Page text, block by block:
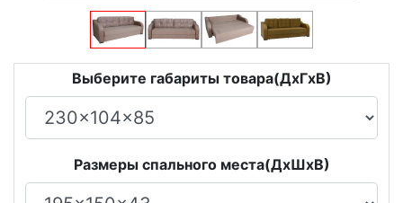
Выберите габариты товара(ДxГxВ)
Размеры спального места(ДxШxВ)